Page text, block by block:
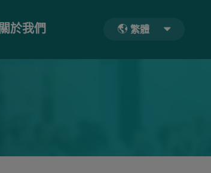
關於我們 繁體